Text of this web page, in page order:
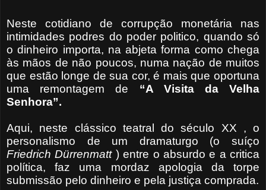
Neste cotidiano de corrupção monetária nas
intimidades podres do poder politico, quando só
o dinheiro importa, na abjeta forma como chega
às mãos de não poucos, numa nação de muitos
que estão longe de sua cor, é mais que oportuna
uma remontagem de “A Visita da Velha
Senhora”.
Aqui, neste clássico teatral do século XX , o
personalismo de um dramaturgo (o suíço
Friedrich Dürrenmatt) entre o absurdo e a critica
política, faz uma mordaz apologia da torpe
submissão pelo dinheiro e pela justiça comprada.